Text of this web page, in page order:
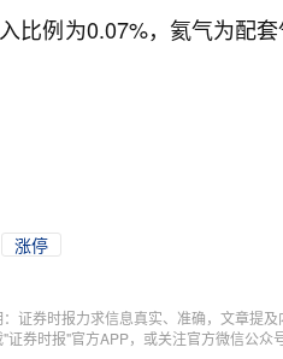
比例为0.07%，氦气为配
涨停
：证券时报力求信息真实、准确，文章提
证券时报"官方APP，或关注官方微信公